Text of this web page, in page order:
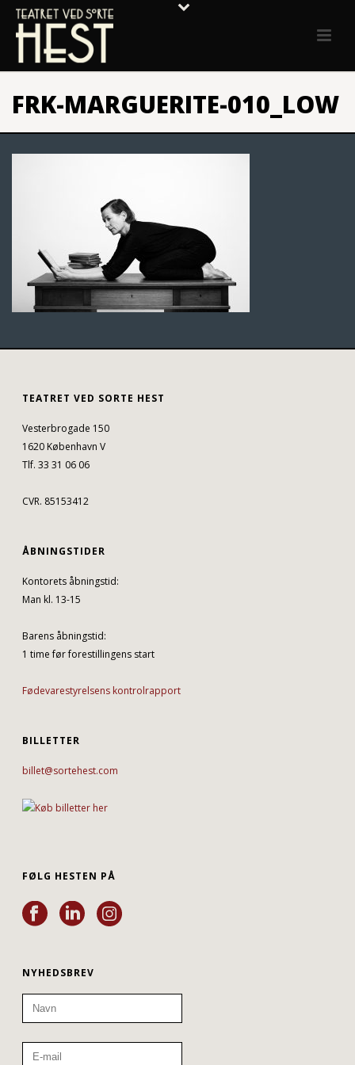
FRK-MARGUERITE-010_LOW
TEATRET VED SORTE HEST
Vesterbrogade 150
1620 København V
Tlf. 33 31 06 06
CVR. 85153412
ÅBNINGSTIDER
Kontorets åbningstid:
Man kl. 13-15
Barens åbningstid:
1 time før forestillingens start
Fødevarestyrelsens kontrolrapport
BILLETTER
billet@sortehest.com
FØLG HESTEN PÅ
NYHEDSBREV